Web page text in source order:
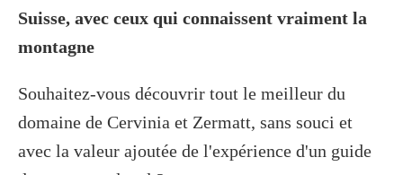
Suisse, avec ceux qui connaissent vraiment la
montagne
Souhaitez-vous découvrir tout le meilleur du
domaine de Cervinia et Zermatt, sans souci et
avec la valeur ajoutée de l'expérience d'un guide